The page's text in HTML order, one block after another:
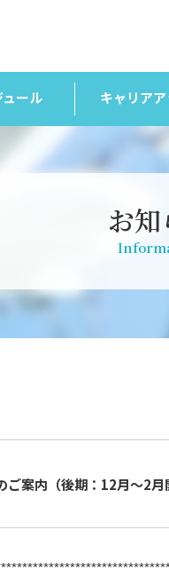
ール キャリア
お
案内（後期：12月～2月